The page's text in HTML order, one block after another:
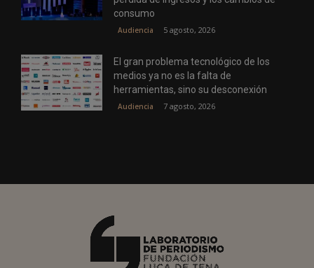
consumo
Audiencia 5 agosto, 2026
El gran problema tecnológico de los
medios ya no es la falta de
herramientas, sino su desconexión
Audiencia 7 agosto, 2026